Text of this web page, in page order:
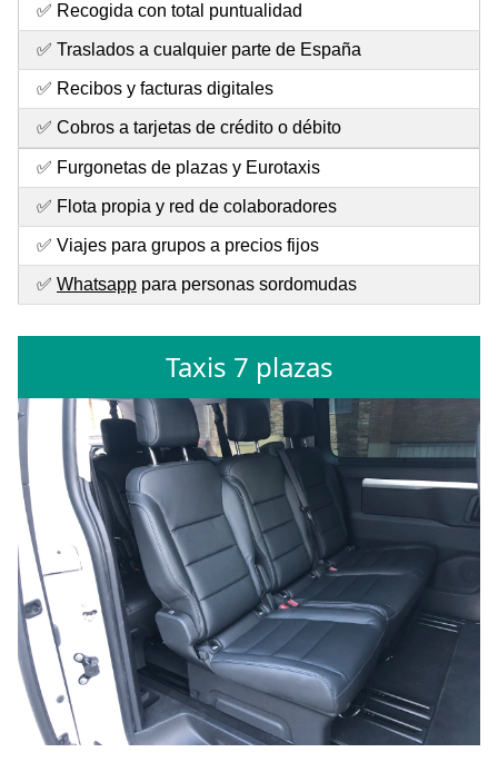
✅ Recogida con total puntualidad
✅ Traslados a cualquier parte de España
✅ Recibos y facturas digitales
✅ Cobros a tarjetas de crédito o débito
✅ Furgonetas de plazas y Eurotaxis
✅ Flota propia y red de colaboradores
✅ Viajes para grupos a precios fijos
✅ Whatsapp para personas sordomudas
Taxis 7 plazas